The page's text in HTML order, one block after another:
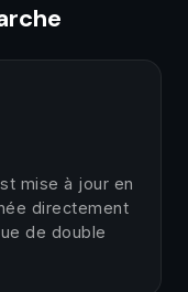
mise à jour en
directement
de double